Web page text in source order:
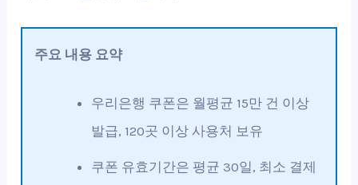
주요 내용 요약
우리은행 쿠폰은 월평균 15만 건 이상
발급, 120곳 이상 사용처 보유
쿠폰 유효기간은 평균 30일, 최소 결제